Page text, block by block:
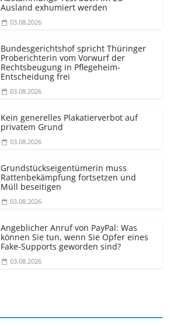
Ausland exhumiert werden
03.08.2026
Bundesgerichtshof spricht Thüringer
Proberichterin vom Vorwurf der
Rechtsbeugung in Pflegeheim-
Entscheidung frei
03.08.2026
Kein generelles Plakatierverbot auf
privatem Grund
03.08.2026
Grundstücks­eigentümerin muss
Rattenbekämpfung fortsetzen und
Müll beseitigen
03.08.2026
Angeblicher Anruf von PayPal: Was
können Sie tun, wenn Sie Opfer eines
Fake-Supports geworden sind?
03.08.2026